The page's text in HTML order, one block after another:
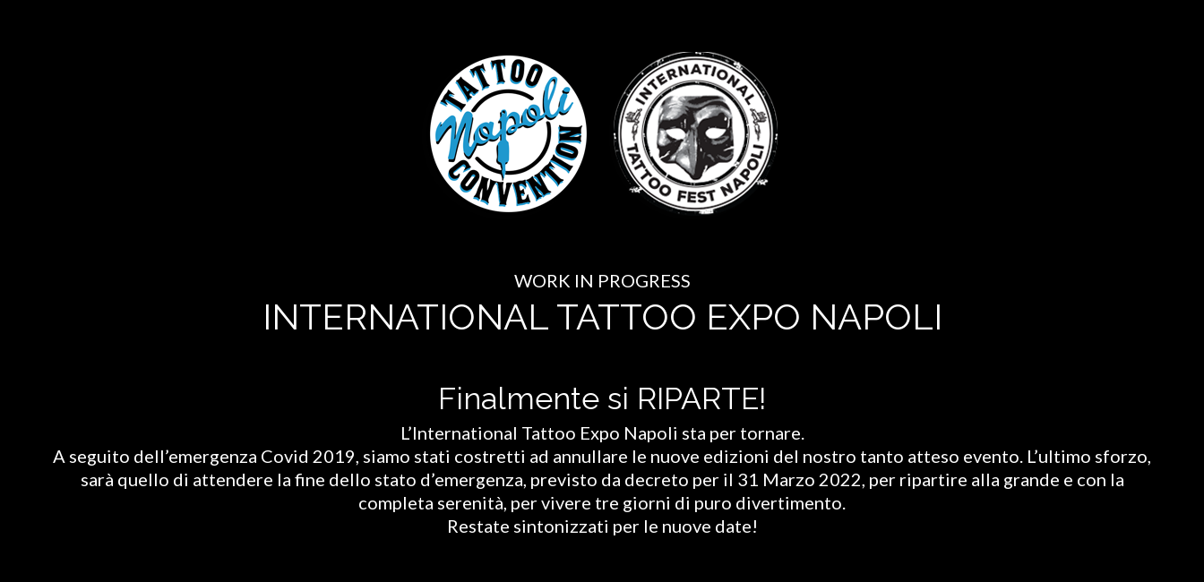
WORK IN PROGRESS
INTERNATIONAL TATTOO EXPO NAPOLI
Finalmente si RIPARTE!
L’International Tattoo Expo Napoli sta per tornare.
A seguito dell’emergenza Covid 2019, siamo stati costretti ad annullare le nuove edizioni del nostro tanto atteso evento. L’ultimo sforzo,
sarà quello di attendere la fine dello stato d’emergenza, previsto da decreto per il 31 Marzo 2022, per ripartire alla grande e con la
completa serenità, per vivere tre giorni di puro divertimento.
Restate sintonizzati per le nuove date!